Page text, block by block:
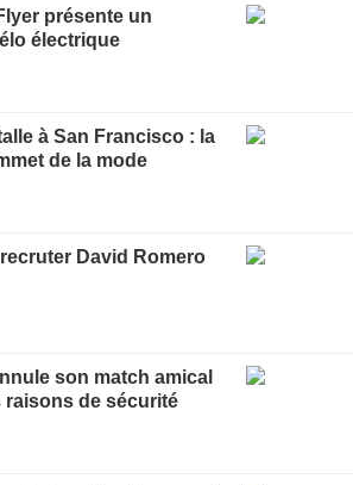
présente un
électrique
à San Francisco : la
de la mode
recruter David Romero
son match amical
raisons de sécurité